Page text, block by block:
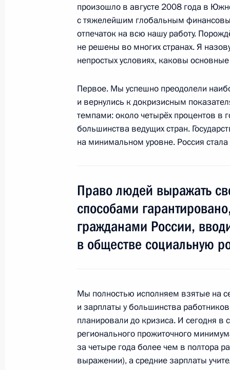
Начало встречи с
деловых кругов
16 декабря 2011 года, 16:00 Москва,
Пресс-конференция по итогам
16 декабря 2011 года, 15:30 Москва,
и Европейского союза
15 декабря 2011 года, 19:00 Брюссель
Выступление на саммите Россия –
15 декабря 2011 года, 15:00
произошло в августе 2008 года в
с тяжелейшим глобальным
отпечаток на всю нашу работу.
не решены во многих странах. Я
непростых условиях, каковы основные
Первое. Мы успешно преодолели
и вернулись к докризисным
темпами: около четырёх процентов в
большинства ведущих стран.
на минимальном уровне. Россия
Право людей выражать
способами
гражданами России,
в обществе социальную
Мы полностью исполняем взятые на
и зарплаты у большинства
планировали до кризиса. И сегодня в
регионального прожиточного
за четыре года более чем в полтора
выражении), а средние зарплаты